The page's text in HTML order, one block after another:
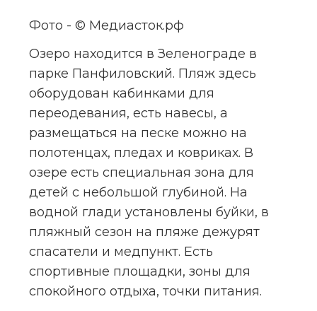
Фото - © Медиасток.рф
Озеро находится в Зеленограде в
парке Панфиловский. Пляж здесь
оборудован кабинками для
переодевания, есть навесы, а
размещаться на песке можно на
полотенцах, пледах и ковриках. В
озере есть специальная зона для
детей с небольшой глубиной. На
водной глади установлены буйки, в
пляжный сезон на пляже дежурят
спасатели и медпункт. Есть
спортивные площадки, зоны для
спокойного отдыха, точки питания.